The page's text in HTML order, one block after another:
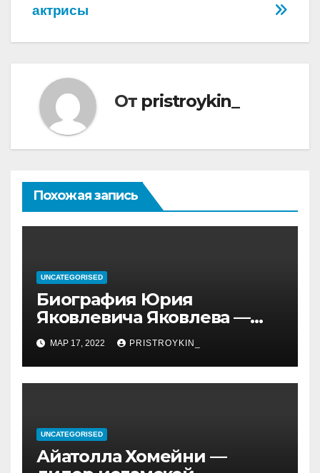
актрисы
От pristroykin_
Похожая запись
UNCATEGORISED
Биография Юрия
Яковлевича Яковлева —
история его личной и
профессиональной жизни
МАР 17, 2022 PRISTROYKIN_
UNCATEGORISED
Айатолла Хомейни —